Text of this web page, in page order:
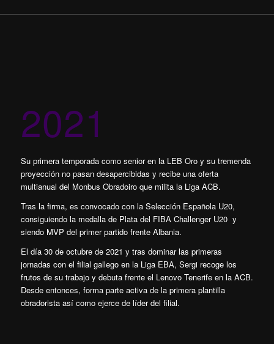
2021
Su primera temporada como senior en la LEB Oro y su tremenda
proyección no pasan desapercibidas y recibe una oferta
multianual del Monbus Obradoiro que milita la Liga ACB.
Tras la firma, es convocado con la Selección Española U20,
consiguiendo la medalla de Plata del FIBA Challenger U20 y
siendo MVP del primer partido frente Albania.
El día 30 de octubre de 2021 y tras dominar las primeras
jornadas con el filial gallego en la Liga EBA, Sergi recoge los
frutos de su trabajo y debuta frente el Lenovo Tenerife en la ACB.
Desde entonces, forma parte activa de la primera plantilla
obradorista así como ejerce de líder del filial.